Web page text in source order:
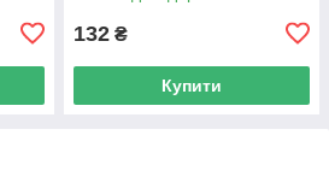
132 ₴
Купити